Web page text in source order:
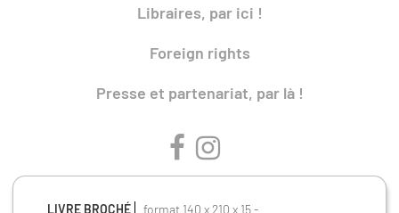
LIVRE BROCHÉ format 140 x 210 x 15
Libraires, par ici !
Foreign rights
Presse et partenariat, par là !